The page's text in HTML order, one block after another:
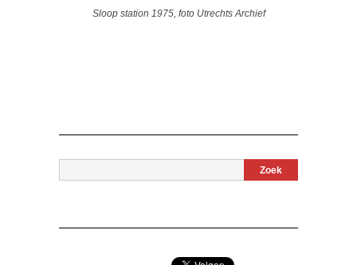
Sloop station 1975, foto Utrechts Archief